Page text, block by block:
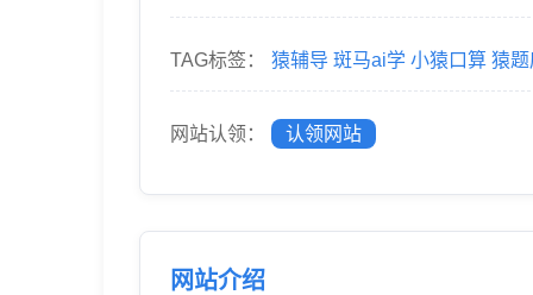
TAG标签： 猿辅导 斑马ai学 小猿口算 猿题
网站认领： 认领网站
网站介绍